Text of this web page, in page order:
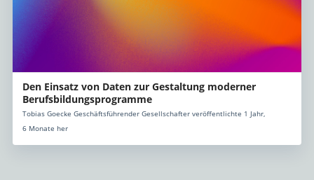
Den Einsatz von Daten zur Gestaltung moderner
Berufsbildungsprogramme
Tobias Goecke Geschäftsführender Gesellschafter veröffentlichte 1 Jahr,
6 Monate her